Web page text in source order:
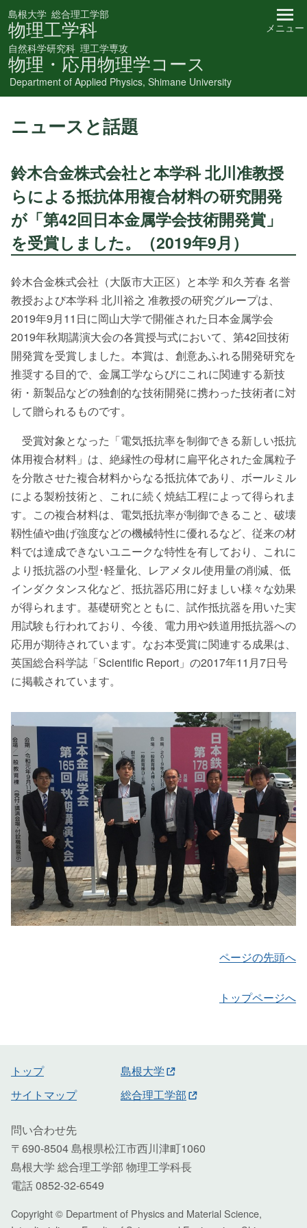
島根大学 総合理工学部
物理工学科
自然科学研究科 理工学専攻
物理・応用物理学コース
Department of Applied Physics, Shimane University
メニュー
ニュースと話題
鈴木合金株式会社と本学科 北川准教授
らによる抵抗体用複合材料の研究開発
が「第42回日本金属学会技術開発賞」
を受賞しました。（2019年9月）
鈴木合金株式会社（大阪市大正区）と本学 和久芳春 名誉
教授および本学科 北川裕之 准教授の研究グループは、
2019年9月11日に岡山大学で開催された日本金属学会
2019年秋期講演大会の各賞授与式において、第42回技術
開発賞を受賞しました。本賞は、創意あふれる開発研究を
推奨する目的で、金属工学ならびにこれに関連する新技
術・新製品などの独創的な技術開発に携わった技術者に対
して贈られるものです。
受賞対象となった「電気抵抗率を制御できる新しい抵抗
体用複合材料」は、絶縁性の母材に扁平化された金属粒子
を分散させた複合材料からなる抵抗体であり、ボールミル
による製粉技術と、これに続く焼結工程によって得られま
す。この複合材料は、電気抵抗率が制御できること、破壊
靱性値や曲げ強度などの機械特性に優れるなど、従来の材
料では達成できないユニークな特性を有しており、これに
より抵抗器の小型･軽量化、レアメタル使用量の削減、低
インダクタンス化など、抵抗器応用に好ましい様々な効果
が得られます。基礎研究とともに、試作抵抗器を用いた実
用試験も行われており、今後、電力用や鉄道用抵抗器への
応用が期待されています。なお本受賞に関連する成果は、
英国総合科学誌「Scientific Report」の2017年11月7日号
に掲載されています。
ページの先頭へ
トップページへ
トップ
サイトマップ
島根大学
総合理工学部
問い合わせ先
〒690-8504 島根県松江市西川津町1060
島根大学 総合理工学部 物理工学科長
電話 0852-32-6549
Copyright © Department of Physics and Material Science,